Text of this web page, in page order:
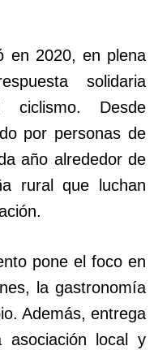
en 2020, en plena
solidaria
Desde
por personas de
año alrededor de
rural que luchan
pone el foco en
la gastronomía
Además, entrega
asociación local y